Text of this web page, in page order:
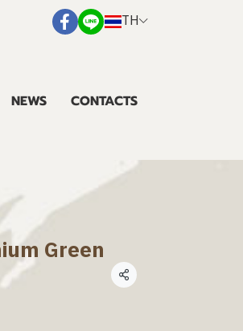
TH
NEWS CONTACTS
Green
แชร์